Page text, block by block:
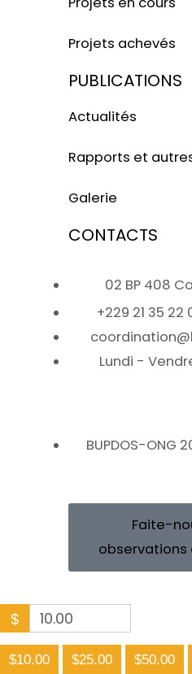
Projets achevés
PUBLICATIONS
Actualités
Rapports et
Galerie
CONTACTS
02 BP 408
+229 21 35 22
Lundi -
BUPDOS-ONG
Faite-
observations
$
$10.00 $25.00 $50.00